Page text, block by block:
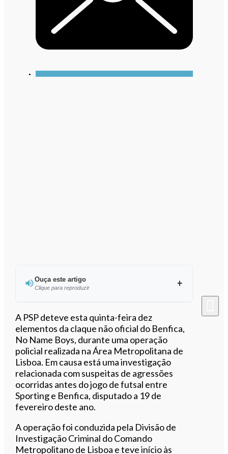
Ouça este artigo
Clique para reproduzir
0:00/1:47
A PSP deteve esta quinta-feira dez
elementos da claque não oficial do Benfica,
No Name Boys, durante uma operação
policial realizada na Área Metropolitana de
Lisboa. Em causa está uma investigação
relacionada com suspeitas de agressões
ocorridas antes do jogo de futsal entre
Sporting e Benfica, disputado a 19 de
fevereiro deste ano.
A operação foi conduzida pela Divisão de
Investigação Criminal do Comando
Metropolitano de Lisboa e teve início às